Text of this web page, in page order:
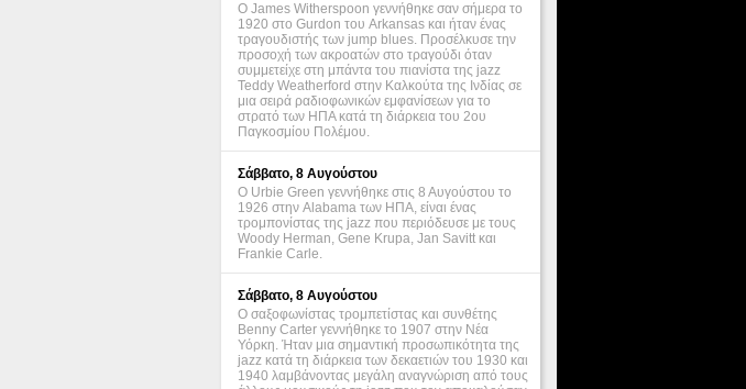
Ο James Witherspoon γεννήθηκε σαν σήμερα το
1920 στο Gurdon του Arkansas και ήταν ένας
τραγουδιστής των jump blues. Προσέλκυσε την
προσοχή των ακροατών στο τραγούδι όταν
συμμετείχε στη μπάντα του πιανίστα της jazz
Teddy Weatherford στην Καλκούτα της Ινδίας σε
μια σειρά ραδιοφωνικών εμφανίσεων για το
στρατό των ΗΠΑ κατά τη διάρκεια του 2ου
Παγκοσμίου Πολέμου.
Σάββατο, 8 Αυγούστου
Ο Urbie Green γεννήθηκε στις 8 Αυγούστου το
1926 στην Alabama των ΗΠΑ, είναι ένας
τρομπονίστας της jazz που περιόδευσε με τους
Woody Herman, Gene Krupa, Jan Savitt και
Frankie Carle.
Σάββατο, 8 Αυγούστου
Ο σαξοφωνίστας τρομπετίστας και συνθέτης
Benny Carter γεννήθηκε το 1907 στην Νέα
Υόρκη. Ήταν μια σημαντική προσωπικότητα της
jazz κατά τη διάρκεια των δεκαετιών του 1930 και
1940 λαμβάνοντας μεγάλη αναγνώριση από τους